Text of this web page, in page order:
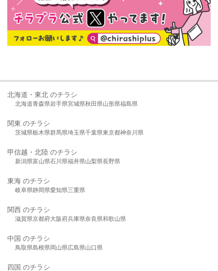
北海道・東北 のチラシ
北海道青森県岩手県宮城県秋田県山形県福島県
関東 のチラシ
茨城県栃木県群馬県埼玉県千葉県東京都神奈川県
甲信越・北陸 のチラシ
新潟県富山県石川県福井県山梨県長野県
東海 のチラシ
岐阜県静岡県愛知県三重県
関西 のチラシ
滋賀県京都府大阪府兵庫県奈良県和歌山県
中国 のチラシ
鳥取県島根県岡山県広島県山口県
四国 のチラシ